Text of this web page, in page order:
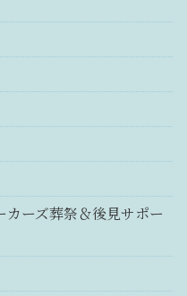
ーズ葬祭＆後見サポー